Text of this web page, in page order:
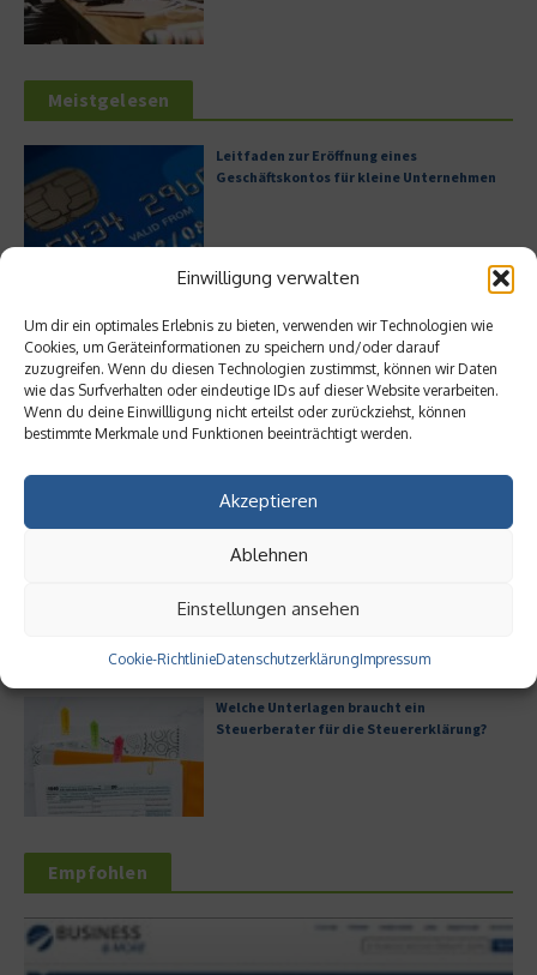
Einwilligung verwalten
Um dir ein optimales Erlebnis zu bieten, verwenden wir Technologien wie
Cookies, um Geräteinformationen zu speichern und/oder darauf
zuzugreifen. Wenn du diesen Technologien zustimmst, können wir Daten
wie das Surfverhalten oder eindeutige IDs auf dieser Website verarbeiten.
Wenn du deine Einwillligung nicht erteilst oder zurückziehst, können
bestimmte Merkmale und Funktionen beeinträchtigt werden.
Akzeptieren
Ablehnen
Einstellungen ansehen
Cookie-RichtlinieDatenschutzerklärungImpressum
Meistgelesen
Leitfaden zur Eröffnung eines
Geschäftskontos für kleine Unternehmen
Hilton Worldwide: Eine Ikone der globalen
Digitalisierung als Wettbewerbsvorteil
Welche Unterlagen braucht ein
Steuerberater für die Steuererklärung?
Empfohlen
Wirtschaft &